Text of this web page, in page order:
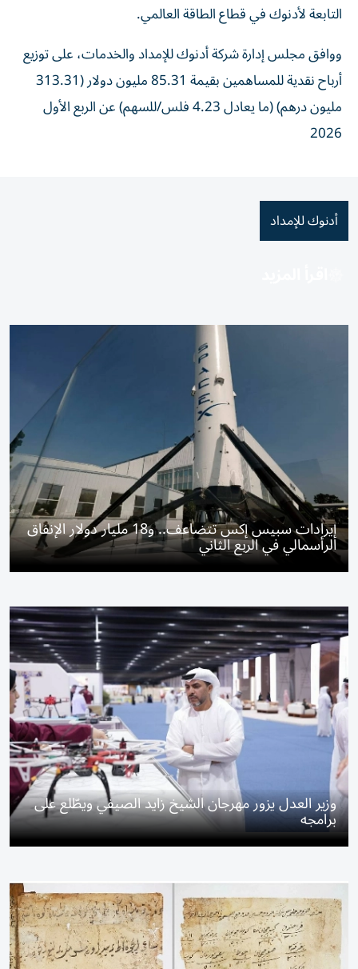
التابعة لأدنوك في قطاع الطاقة العالمي.
ووافق مجلس إدارة شركة أدنوك للإمداد والخدمات، على توزيع
أرباح نقدية للمساهمين بقيمة 85.31 مليون دولار (313.31
مليون درهم) (ما يعادل 4.23 فلس/للسهم) عن الربع الأول
2026
أدنوك للإمداد
إيرادات سبيس إكس تتضاعف.. و18 مليار دولار الإنفاق
الرأسمالي في الربع الثاني
وزير العدل يزور مهرجان الشيخ زايد الصيفي ويطّلع على
برامجه